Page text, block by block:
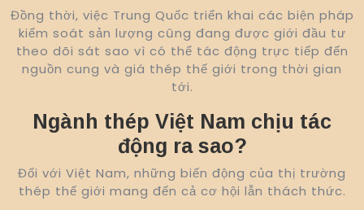
Đồng thời, việc Trung Quốc triển khai các biện pháp
kiểm soát sản lượng cũng đang được giới đầu tư
theo dõi sát sao vì có thể tác động trực tiếp đến
nguồn cung và giá thép thế giới trong thời gian
tới.
Ngành thép Việt Nam chịu tác
động ra sao?
Đối với Việt Nam, những biến động của thị trường
thép thế giới mang đến cả cơ hội lẫn thách thức.